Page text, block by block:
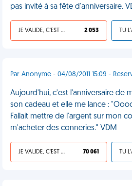
pas invité à sa fête d'anniversaire.
JE VALIDE, C'EST UNE VDM 2 053
Par Anonyme - 04/08/2011 15:09 -
Aujourd'hui, c'est l'anniversaire de
son cadeau et elle me lance :
Fallait mettre de l'argent sur mon
m'acheter des conneries." VDM
JE VALIDE, C'EST UNE VDM 70 061